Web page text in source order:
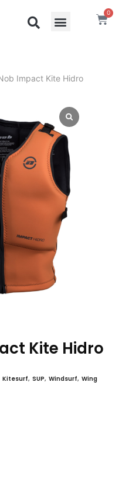
0
Impact Kite Hidro
Kite Hidro
Kitesurf, SUP, Windsurf, Wing